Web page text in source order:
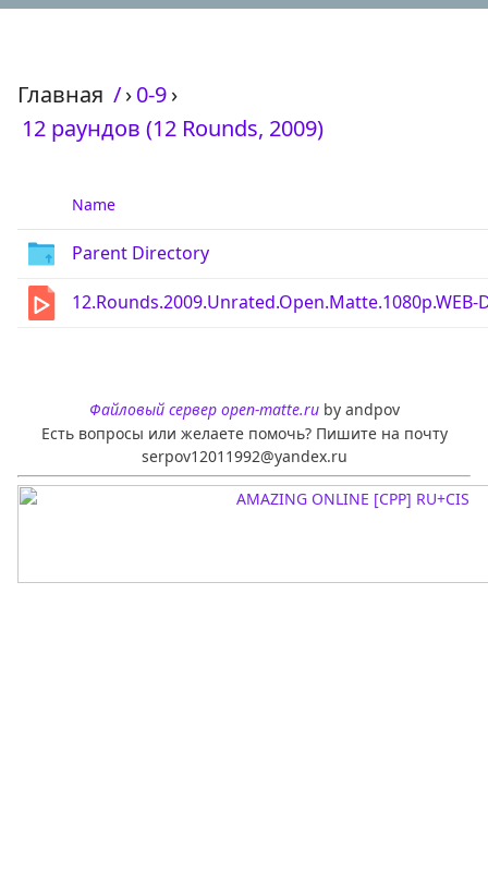
Главная /›0-9›
12 раундов (12 Rounds, 2009)
Name
Parent Directory
12.Rounds.2009.Unrated.Open.Matte.1080p.WEB-
Файловый сервер open-matte.ruby andpov
Есть вопросы или желаете помочь? Пишите на почту
serpov12011992@yandex.ru